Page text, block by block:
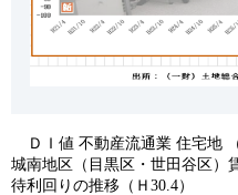
ＤＩ値 不動産流通業 住宅地 （
城南地区（目黒区・世田谷区）
待利回りの推移（Ｈ30.4）